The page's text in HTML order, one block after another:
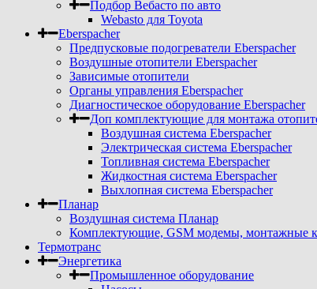
Подбор Вебасто по авто
Webasto для Toyota
Eberspacher
Предпусковые подогреватели Eberspacher
Воздушные отопители Eberspacher
Зависимые отопители
Органы управления Eberspacher
Диагностическое оборудование Eberspacher
Доп комплектующие для монтажа
Воздушная система Eberspacher
Электрическая система Eberspacher
Топливная система Eberspacher
Жидкостная система Eberspacher
Выхлопная система Eberspacher
Планар
Воздушная система Планар
Комплектующие, GSM модемы, монтажные
Термотранс
Энергетика
Промышленное оборудование